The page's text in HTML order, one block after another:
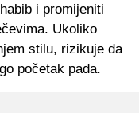
i promijeniti
Ukoliko
stilu, rizikuje da
početak pada.